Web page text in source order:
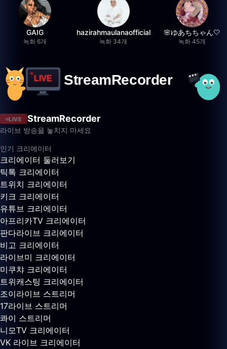
GAIG
녹화 6개
hazirahmaulanaofficial
녹화 34개
🌸ゆあちちゃん🤍
녹화 45개
LIVE StreamRecorder
라이브 방송을 놓치지 마세요
인기 크리에이터
크리에이터 둘러보기
틱톡 크리에이터
트위치 크리에이터
키크 크리에이터
유튜브 크리에이터
아프리카TV 크리에이터
판다라이브 크리에이터
비고 크리에이터
라이브미 크리에이터
미쿠챠 크리에이터
트위캐스팅 크리에이터
조이라이브 스트리머
17라이브 스트리머
콰이 스트리머
니모TV 크리에이터
VK 라이브 크리에이터